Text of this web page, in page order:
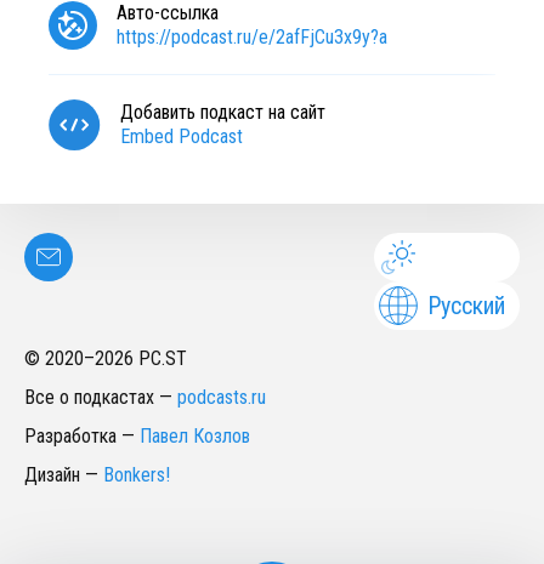
Авто-ссылка
https://podcast.ru/e/2afFjCu3x9y?a
Добавить подкаст на сайт
Embed Podcast
Русский
© 2020–2026 PC.ST
Все о подкастах — podcasts.ru
Разработка — Павел Козлов
Дизайн — Bonkers!